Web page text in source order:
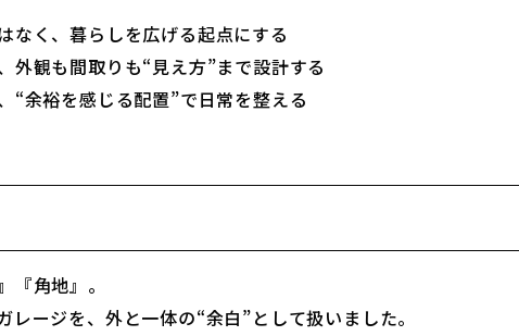
なく、暮らしを広げる起点にする
外観も間取りも“見え方”まで設計する
“余裕を感じる配置”で日常を整える
『角地』。
レージを、外と一体の“余白”として扱いました。